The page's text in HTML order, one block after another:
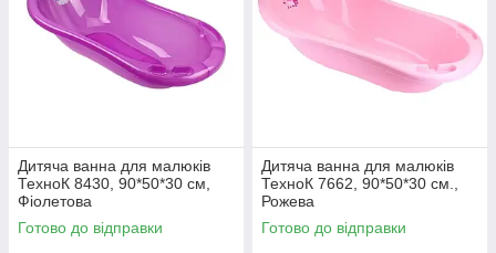
Дитяча ванна для малюків
ТехноК 8430, 90*50*30 см,
Фіолетова
Готово до відправки
Дитяча ванна для малюків
ТехноК 7662, 90*50*30 см.,
Рожева
Готово до відправки